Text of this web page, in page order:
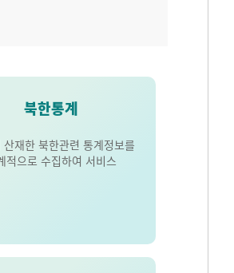
북한통계
산재한 북한관련 통계정보를
적으로 수집하여 서비스